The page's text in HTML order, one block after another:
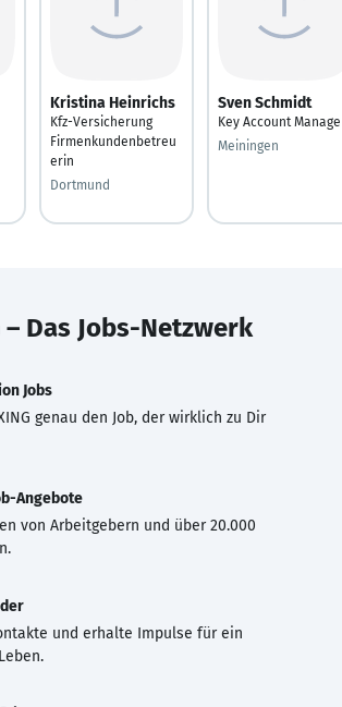
Kristina Heinrichs
Kfz-Versicherung
Firmenkundenbetreu
erin
Dortmund
Sven Schmidt
Key Account
Meiningen
– Das Jobs-Netzwerk
Jobs
genau den Job, der wirklich zu Dir
Angebote
von Arbeitgebern und über 20.000
und erhalte Impulse für ein